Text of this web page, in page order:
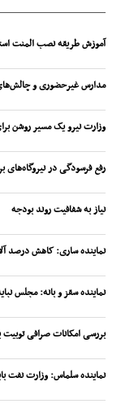
آموزش طریقه نصب المنت
مدارس غیرحضوری و
وزارت نیرو یک مسیر روشن
رفع فرسودگی در
نیاز به شفافیت روند بودجه
نماینده ساری: کاهش درصد
نماینده سقز و بانه: مجلس
بررسی امکانات صرافی توبیت
نماینده سلماس: وزارت نفت